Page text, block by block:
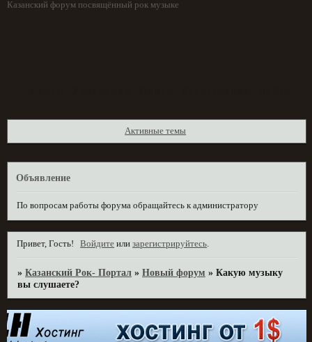
Казанский форум посвящённый рок музыке
Активные темы
Объявление
По вопросам работы форума обращайтесь к администратору
Привет, Гость! Войдите илизарегистрируйтесь.
»Казанский Рок- Портал »Новый форум »Какую музыку
вы слушаете?